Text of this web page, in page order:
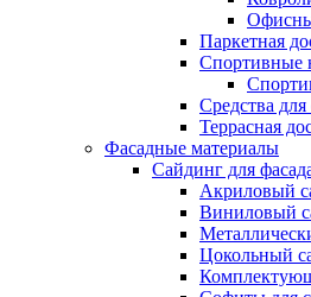
Паркетная
Спортивные
Средства
Террасная
Фасадные материалы
Сайдинг для
Акриловый
Виниловый
Цокольный